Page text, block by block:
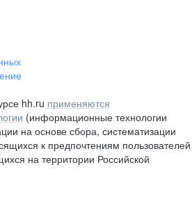
hh.ru применяются
(информационные технологии
на основе сбора, систематизации
к предпочтениям пользователей
на территории Российской